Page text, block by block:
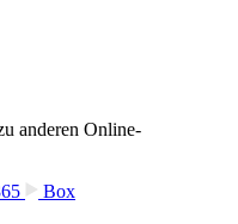
anderen Online-
Box